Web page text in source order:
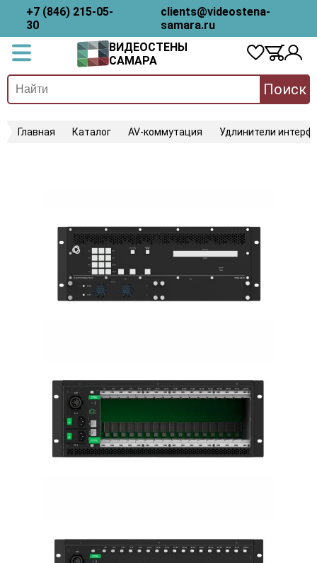
+7 (846) 215-05-
30
clients@videostena-
samara.ru
ВИДЕОСТЕНЫ
САМАРА
Поиск
Главная Каталог AV-коммутация Удлинители